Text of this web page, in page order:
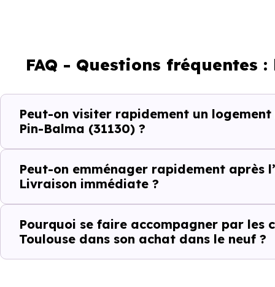
Emménager
Ce fonctionnement est
toute projection théorique.
Éviter les
Dans un projet rapide,
AvecImmobilier Neuf
Balma (31130)réellement
FAQ - Questions fréquentes
Peut-on visiter rapidement un
Pin-Balma (31130) ?
Peut-on emménager rapidement après
Livraison immédiate ?
Pourquoi se faire accompagner par les
Toulouse dans son achat dans le neuf ?